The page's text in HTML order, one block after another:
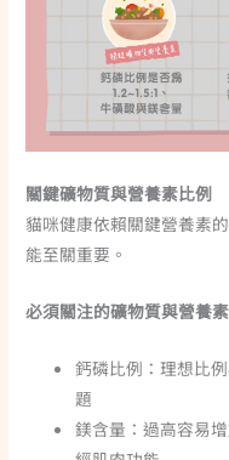
關鍵礦物質與營養素比例
貓咪健康依賴關鍵營養素
能至關重要。
必須關注的礦物質與營養素
鈣磷比例：理想比
題
鎂含量：過高容易